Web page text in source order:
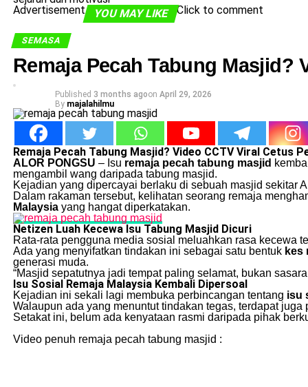
Advertisement
YOU MAY LIKE Click to comment
SEMASA
Remaja Pecah Tabung Masjid?
Published 3 months agoon April 29, 2026
By majalahilmu
Remaja Pecah Tabung Masjid? Video CCTV Viral Cetus
ALOR PONGSU – Isu remaja pecah tabung masjid
mengambil wang daripada tabung masjid.
Kejadian yang dipercayai berlaku di sebuah masjid sekitar
Dalam rakaman tersebut, kelihatan seorang remaja
Malaysiayang hangat diperkatakan.
Netizen Luah Kecewa Isu Tabung Masjid Dicuri
Rata-rata pengguna media sosial meluahkan rasa kecewa
Ada yang menyifatkan tindakan ini sebagai satu bentuk kes
generasi muda.
“Masjid sepatutnya jadi tempat paling selamat, bukan
Isu Sosial Remaja Malaysia Kembali Dipersoal
Kejadian ini sekali lagi membuka perbincangan tentang isu
Walaupun ada yang menuntut tindakan tegas, terdapat
Setakat ini, belum ada kenyataan rasmi daripada pihak
Video penuh remaja pecah tabung masjid :